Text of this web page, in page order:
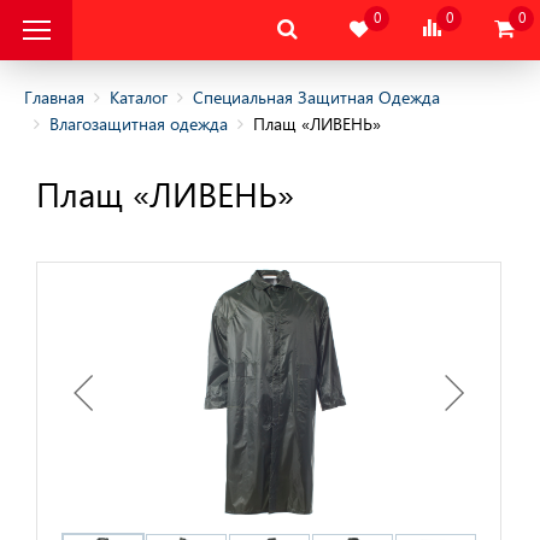
0 0 0
Главная Каталог
Специальная Защитная Одежда
Влагозащитная одежда
Плащ «ЛИВЕНЬ»
Плащ «ЛИВЕНЬ»